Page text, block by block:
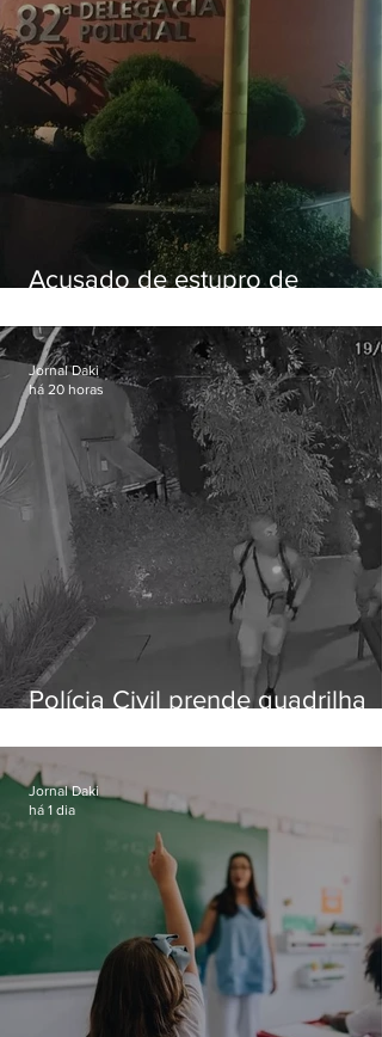
Acusado de estupro de
Polícia Civil prende quadrilha
residências de luxo no Rio
Jornal Daki
há 20 horas
Jornal Daki
há 1 dia